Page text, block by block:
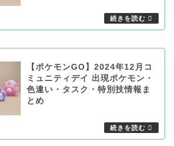
【ポケモンGO】2024年12月コ
ミュニティデイ 出現ポケモン・
色違い・タスク・特別技情報ま
とめ